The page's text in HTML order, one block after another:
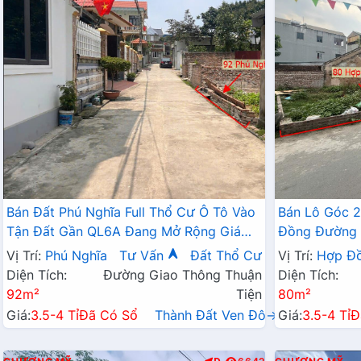
Bán Đất Phú Nghĩa Full Thổ Cư Ô Tô Vào
Tận Đất Gần QL6A Đang Mở Rộng Giá
Chỉ Vài Tỷ
Vị Trí: Phú Nghĩa Tư Vấn
Đất Thổ Cư
Diện Tích:
92m²
Đường Giao Thông Thuận
Tiện
Giá:3.5-4 TỉĐã Có Sổ Thành Đất Ven Đô→
Bán Lô Góc
Đồng Đường
Hành Chính
Vị Trí: Hợp
Diện Tích:
80m²
Giá:3.5-4 Tỉ